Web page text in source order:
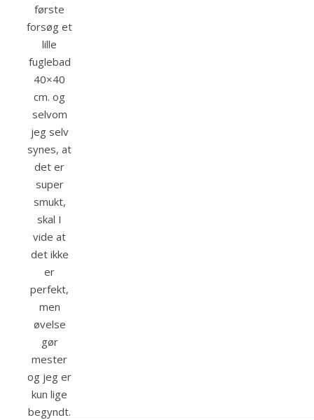
første
forsøg et
lille
fuglebad
40×40
cm. og
selvom
jeg selv
synes, at
det er
super
smukt,
skal I
vide at
det ikke
er
perfekt,
men
øvelse
gør
mester
og jeg er
kun lige
begyndt.